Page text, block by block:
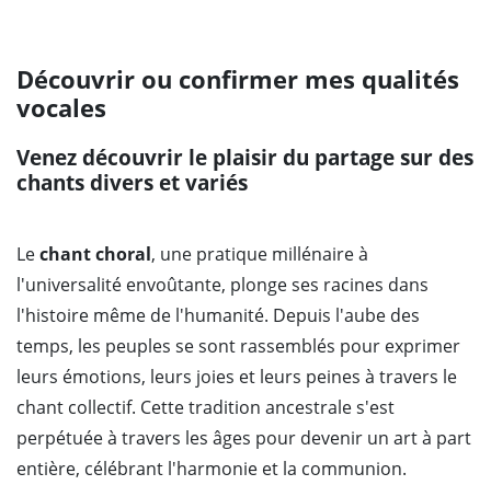
Découvrir ou confirmer mes qualités
vocales
Venez découvrir le plaisir du partage sur des
chants divers et variés
Lechant choral, une pratique millénaire à
l'universalité envoûtante, plonge ses racines dans
l'histoire même de l'humanité. Depuis l'aube des
temps, les peuples se sont rassemblés pour exprimer
leurs émotions, leurs joies et leurs peines à travers le
chant collectif. Cette tradition ancestrale s'est
perpétuée à travers les âges pour devenir un art à part
entière, célébrant l'harmonie et la communion.